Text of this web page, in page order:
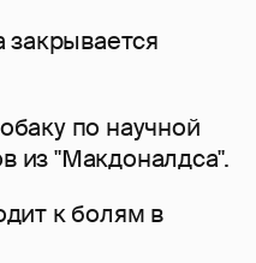
закрывается
по научной
из "Макдоналдса".
к болям в